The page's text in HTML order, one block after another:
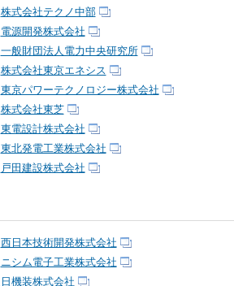
株式会社テクノ中部
電源開発株式会社
一般財団法人電力中央研究所
株式会社東京エネシス
東京パワーテクノロジー株式会社
株式会社東芝
東電設計株式会社
東北発電工業株式会社
戸田建設株式会社
西日本技術開発株式会社
ニシム電子工業株式会社
日機装株式会社